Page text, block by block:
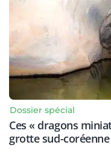
Dossier spécial
Ces « dragons
grotte sud-